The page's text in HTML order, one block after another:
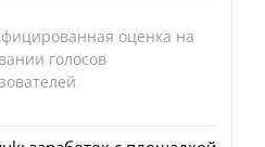
оценка на
голосов